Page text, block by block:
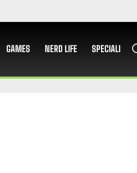
GAMES NERD LIFE SPECIALI